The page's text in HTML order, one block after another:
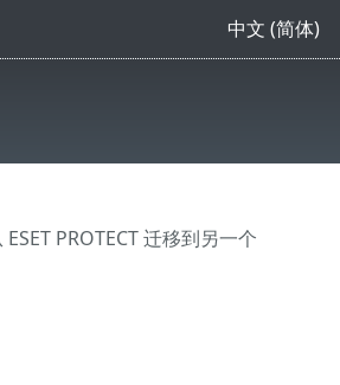
中文 (简体)
PROTECT 迁移到另一个